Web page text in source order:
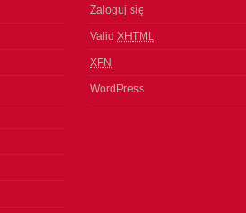
Zaloguj się
Valid XHTML
XFN
WordPress